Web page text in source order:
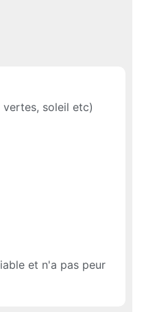
vertes, soleil etc)
et n'a pas peur